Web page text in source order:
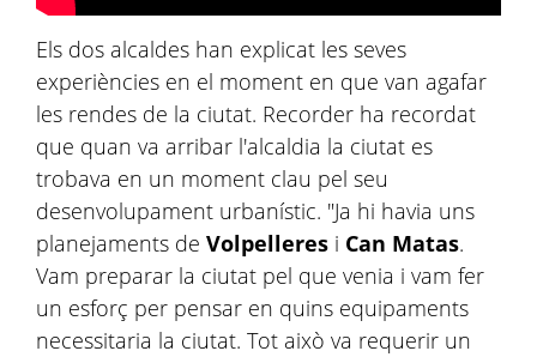
Els dos alcaldes han explicat les seves
experiències en el moment en que van agafar
les rendes de la ciutat. Recorder ha recordat
que quan va arribar l'alcaldia la ciutat es
trobava en un moment clau pel seu
desenvolupament urbanístic. "Ja hi havia uns
planejaments de Volpelleres i Can Matas.
Vam preparar la ciutat pel que venia i vam fer
un esforç per pensar en quins equipaments
necessitaria la ciutat. Tot això va requerir un